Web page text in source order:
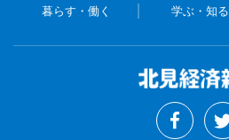
暮らす・働く 学ぶ・知る